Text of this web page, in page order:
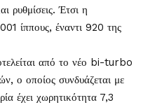
ρυθμίσεις. Έτσι η
ίππους, έναντι 920 της
από το νέο bi-turbo
ο οποίος συνδυάζεται με
έχει χωρητικότητα 7,3